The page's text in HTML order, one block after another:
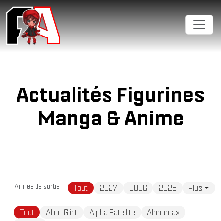
Actualités Figurines
Manga & Anime
Année de sortie Tout 2027 2026 2025 Plus
Tout Alice Glint Alpha Satellite
Alphamax
Cookies management panel